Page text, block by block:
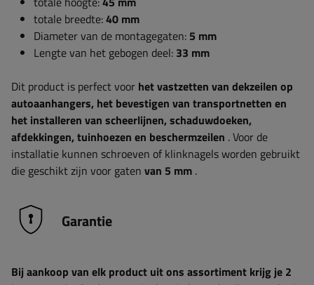
totale breedte:40 mm
Diameter van de montagegaten: 5 mm
Lengte van het gebogen deel: 33 mm
Dit product is perfect voor het vastzetten van dekzeilen op
autoaanhangers, het bevestigen van transportnetten en
het installeren van scheerlijnen, schaduwdoeken,
afdekkingen, tuinhoezen en beschermzeilen . Voor de
installatie kunnen schroeven of klinknagels worden gebruikt
die geschikt zijn voor gaten van 5 mm .
Garantie
Bij aankoop van elk product uit ons assortiment krijg je 2